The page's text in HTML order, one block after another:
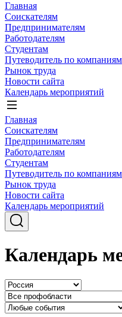
Главная
Соискателям
Предпринимателям
Работодателям
Студентам
Путеводитель по компаниям
Рынок труда
Новости сайта
Календарь мероприятий
Главная
Соискателям
Предпринимателям
Работодателям
Студентам
Путеводитель по компаниям
Рынок труда
Новости сайта
Календарь мероприятий
Календарь